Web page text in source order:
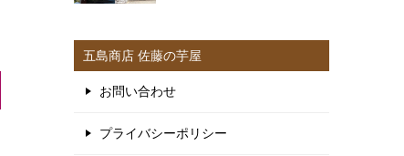
五島商店 佐藤の芋屋
お問い合わせ
プライバシーポリシー